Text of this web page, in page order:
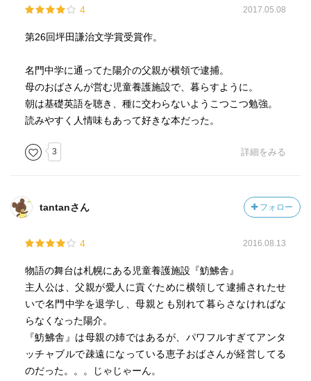
4 2017.05.08
第26回坪田謙治文学賞受賞作。
名門中学に通ってた陽介の父親が横領で逮捕。
母のおばさんが営む児童養護施設で、暮らすように。
朝は基礎英語を聴き、種に交わらないようこつこつ勉強。
読みやすく人情味もあって好きな本だった。
3 詳細をみる
tantanさん フォロー
4 2016.08.13
物語の舞台は札幌にある児童養護施設『魴鮄舎』
主人公は、父親が愛人に貢ぐために横領して逮捕されたせ
いで名門中学を退学し、母親とも別れて暮らさなければな
らなくなった陽介。
『魴鮄舎』は母親の姉ではあるが、パワフルすぎてアンタ
ッチャブルで疎遠になっている恵子おばさんが経営してる
のだった。。。じゃじゃーん。